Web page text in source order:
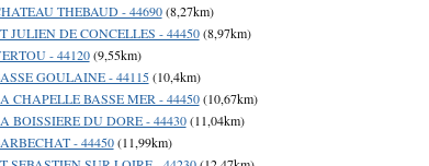
THEBAUD - 44690(8,27km)
JULIEN DE CONCELLES - 44450(8,97km)
- 44120(9,55km)
GOULAINE - 44115(10,4km)
CHAPELLE BASSE MER - 44450(10,67km)
BOISSIERE DU DORE - 44430(11,04km)
- 44450(11,99km)